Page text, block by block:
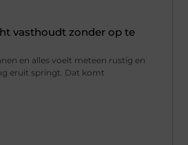
vasthoudt zonder op te
en alles voelt meteen rustig en
eruit springt. Dat komt